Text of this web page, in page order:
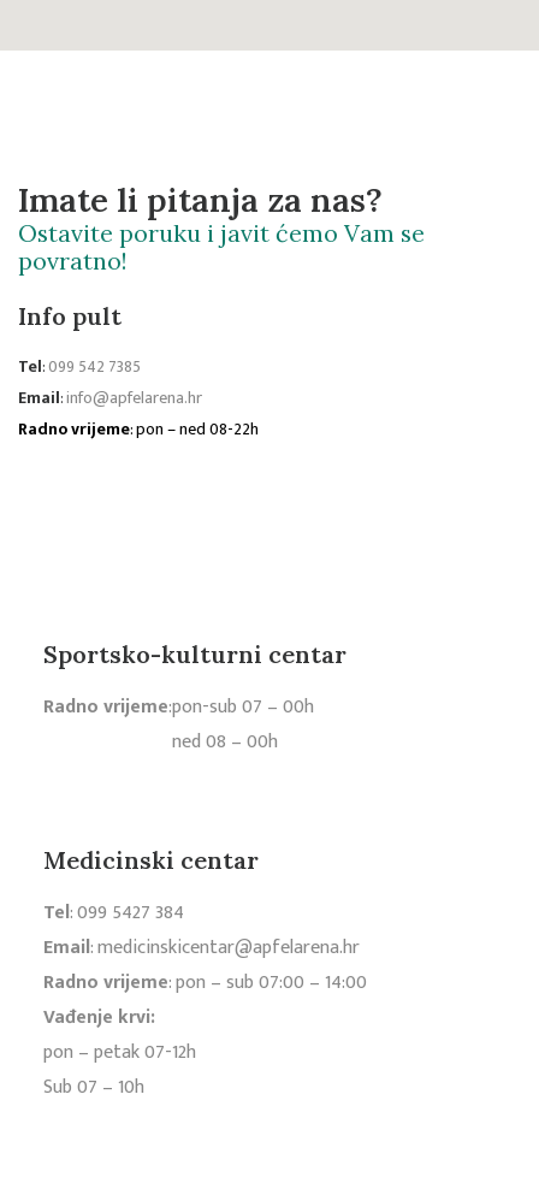
Imate li pitanja za nas?
Ostavite poruku i javit ćemo Vam se
povratno!
Info pult
Tel:099 542 7385
Email:info@apfelarena.hr
Radno vrijeme: pon – ned 08-22h
Sportsko-kulturni centar
Radno vrijeme:pon-sub 07 – 00h
ned 08 – 00h
Medicinski centar
Tel:099 5427 384
Email:medicinskicentar@apfelarena.hr
Radno vrijeme: pon – sub 07:00 – 14:00
Vađenje krvi:
pon – petak 07-12h
Sub 07 – 10h